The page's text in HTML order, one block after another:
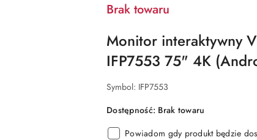
Brak towaru
Monitor interaktywny
IFP7553 75" 4K
Symbol: IFP7553
Dostępność: Brak towaru
Powiadom gdy produkt będzie